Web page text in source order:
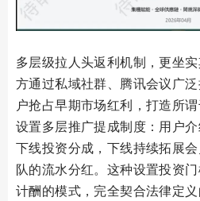
多层级拉人头返利机制，更坐
方通过私域社群、腾讯会议广
户抢占早期市场红利，打造所
设置多层推广提成制度：用户
下线投资分成，下线持续拓展
队的流水分红。这种设置投资
计酬的模式，完全契合法律定